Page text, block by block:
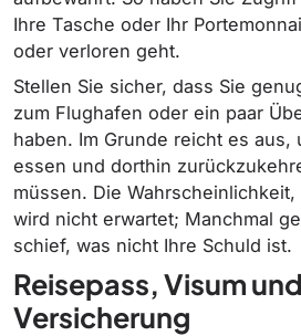
Ihre Tasche oder Ihr
oder verloren geht.
Stellen Sie sicher, dass Sie
zum Flughafen oder ein paar
haben. Im Grunde reicht es aus,
essen und dorthin
müssen. Die
wird nicht erwartet; Manchmal
schief, was nicht Ihre Schuld ist.
Reisepass, Visum und
Versicherung